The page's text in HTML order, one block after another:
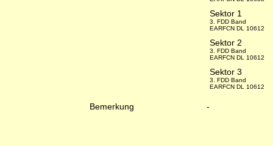
Sektor 1
3. FDD Band
EARFCN DL 10612
Sektor 2
3. FDD Band
EARFCN DL 10612
Sektor 3
3. FDD Band
EARFCN DL 10612
Bemerkung -